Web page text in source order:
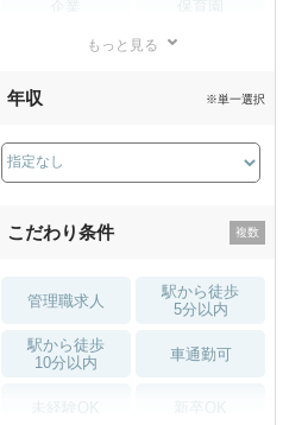
薬局・
もっと見る
年収 ※単一選択
こだわり条件
管理職求人
駅から徒歩
5分以内
駅から徒歩
10分以内
車通勤可